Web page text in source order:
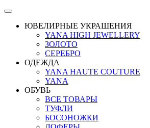
ЮВЕЛИРНЫЕ УКРАШЕНИЯ
YANA HIGH JEWELLERY
ЗОЛОТО
СЕРЕБРО
ОДЕЖДА
YANA HAUTE COUTURE
YANA
ОБУВЬ
ВСЕ ТОВАРЫ
ТУФЛИ
БОСОНОЖКИ